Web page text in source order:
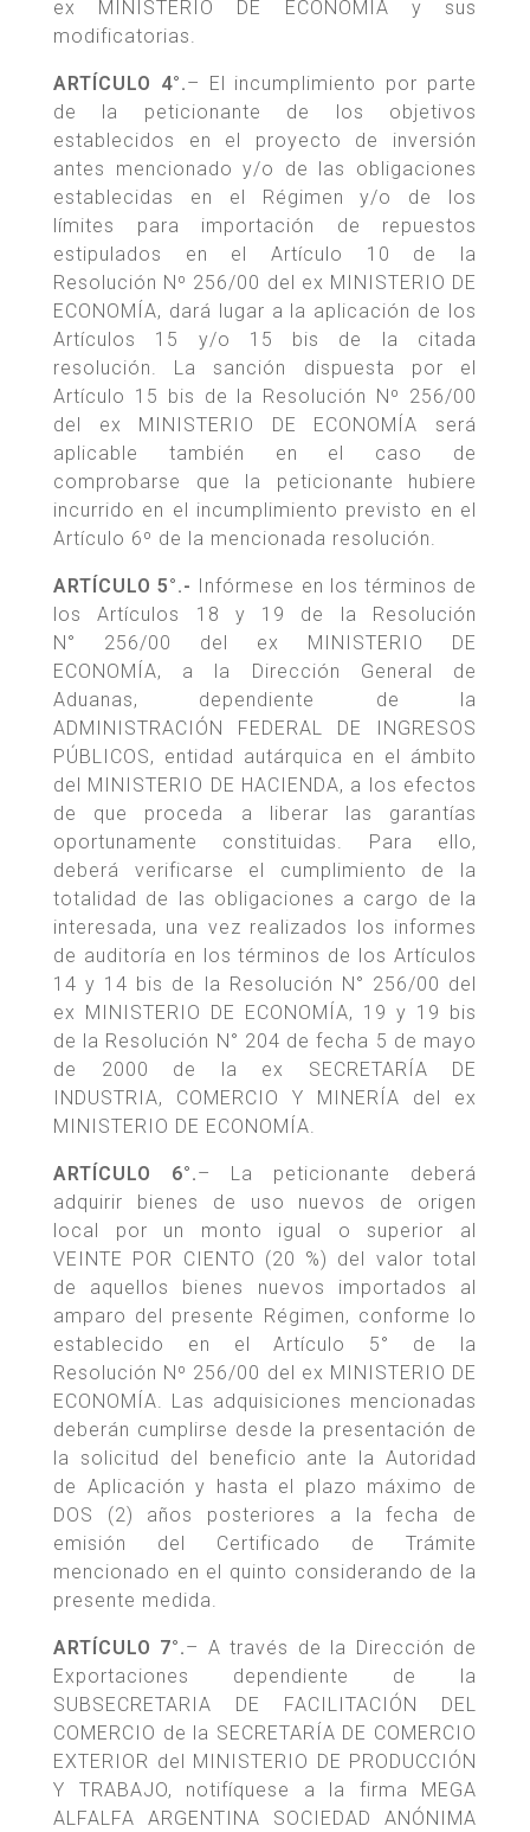
ex MINISTERIO DE ECONOMÍA y sus
modificatorias.
ARTÍCULO 4°.– El incumplimiento por parte
de la peticionante de los objetivos
establecidos en el proyecto de inversión
antes mencionado y/o de las obligaciones
establecidas en el Régimen y/o de los
límites para importación de repuestos
estipulados en el Artículo 10 de la
Resolución Nº 256/00 del ex MINISTERIO DE
ECONOMÍA, dará lugar a la aplicación de los
Artículos 15 y/o 15 bis de la citada
resolución. La sanción dispuesta por el
Artículo 15 bis de la Resolución Nº 256/00
del ex MINISTERIO DE ECONOMÍA será
aplicable también en el caso de
comprobarse que la peticionante hubiere
incurrido en el incumplimiento previsto en el
Artículo 6º de la mencionada resolución.
ARTÍCULO 5°.-
Infórmese en los términos de
los Artículos 18 y 19 de la Resolución
N° 256/00 del ex MINISTERIO DE
ECONOMÍA, a la Dirección General de
Aduanas, dependiente de la
ADMINISTRACIÓN FEDERAL DE INGRESOS
PÚBLICOS, entidad autárquica en el ámbito
del MINISTERIO DE HACIENDA, a los efectos
de que proceda a liberar las garantías
oportunamente constituidas. Para ello,
deberá verificarse el cumplimiento de la
totalidad de las obligaciones a cargo de la
interesada, una vez realizados los informes
de auditoría en los términos de los Artículos
14 y 14 bis de la Resolución N° 256/00 del
ex MINISTERIO DE ECONOMÍA, 19 y 19 bis
de la Resolución N° 204 de fecha 5 de mayo
de 2000 de la ex SECRETARÍA DE
INDUSTRIA, COMERCIO Y MINERÍA del ex
MINISTERIO DE ECONOMÍA.
ARTÍCULO 6°.– La peticionante deberá
adquirir bienes de uso nuevos de origen
local por un monto igual o superior al
VEINTE POR CIENTO (20 %) del valor total
de aquellos bienes nuevos importados al
amparo del presente Régimen, conforme lo
establecido en el Artículo 5° de la
Resolución Nº 256/00 del ex MINISTERIO DE
ECONOMÍA. Las adquisiciones mencionadas
deberán cumplirse desde la presentación de
la solicitud del beneficio ante la Autoridad
de Aplicación y hasta el plazo máximo de
DOS (2) años posteriores a la fecha de
emisión del Certificado de Trámite
mencionado en el quinto considerando de la
presente medida.
ARTÍCULO 7°.– A través de la Dirección de
Exportaciones dependiente de la
SUBSECRETARIA DE FACILITACIÓN DEL
COMERCIO de la SECRETARÍA DE COMERCIO
EXTERIOR del MINISTERIO DE PRODUCCIÓN
Y TRABAJO, notifíquese a la firma MEGA
ALFALFA ARGENTINA SOCIEDAD ANÓNIMA